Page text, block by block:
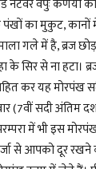
नटवर वपुः कर्णयो
पंखों का मुकुट, कानों
गले में है, ब्रज
सिर से ना हटा।
कर यह
(7वीं सदी
में भी इस
से आपको दूर रखने